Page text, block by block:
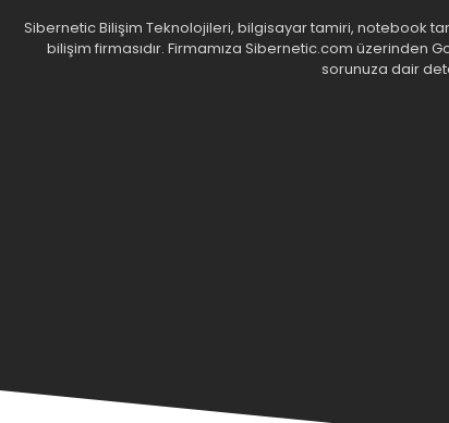
Sibernetic Bilişim Teknolojileri, bilgisayar tamiri, notebook
bilişim firmasıdır. Firmamıza Sibernetic.com üzerinden
sorunuza dair